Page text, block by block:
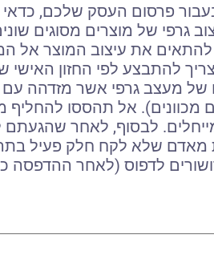
פרסום העסק שלכם, כדאי
גרפי של מוצרים מסוגים
להתאים את עיצוב המוצר אל
להתבצע לפי החזון
של מעצב גרפי אשר מזדהה
מכוונים). אל תהססו להחליף
לבסוף, לאחר שהגעתם
מאדם שלא לקח חלק פעיל
לדפוס (לאחר ההדפסה